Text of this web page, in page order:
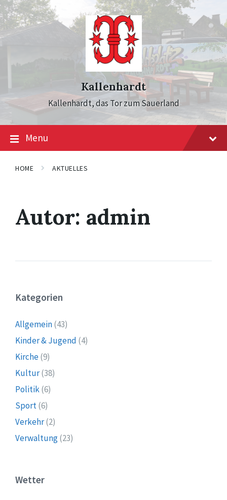
Skip
to
content
Skip
to
main
navigation
Skip
to
footer
Kallenhardt
Kallenhardt, das Tor zum Sauerland
Menu
HOME AKTUELLES
Autor: admin
Kategorien
Allgemein(43)
Kinder & Jugend (4)
Kirche(9)
Kultur(38)
Politik(6)
Sport(6)
Verkehr(2)
Verwaltung(23)
Wetter